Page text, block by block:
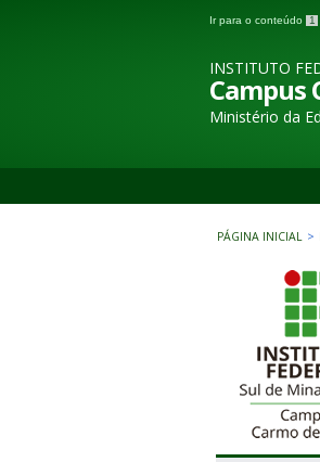
Ir para o conteúdo 1
INSTITUTO
Campus
Ministério da
PÁGINA INICIAL >